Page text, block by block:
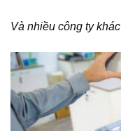
Và nhiều công ty khác